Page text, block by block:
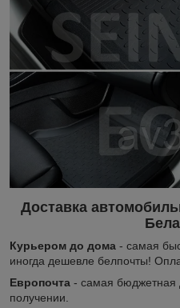
Доставка
Курьером до дома - самая
иногда дешевле белпочты!
Европочта - самая бюджетная
получении.